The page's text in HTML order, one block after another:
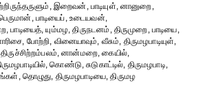
இறைவன், பாடியுள், னானுறை,
பாடியைப், உடையவன்,
பாடியைத், யும்மழ, திருநடனம், திருமுறை, பாடியை,
போற்றி, வினையாவும், வீசும், திருமழபாடியுள்,
னான்மறை, கையில்,
கொண்டு, சுடுகாட்டில், திருமழபாடி,
தொழுது, திருமழபாடியை, திருமழ